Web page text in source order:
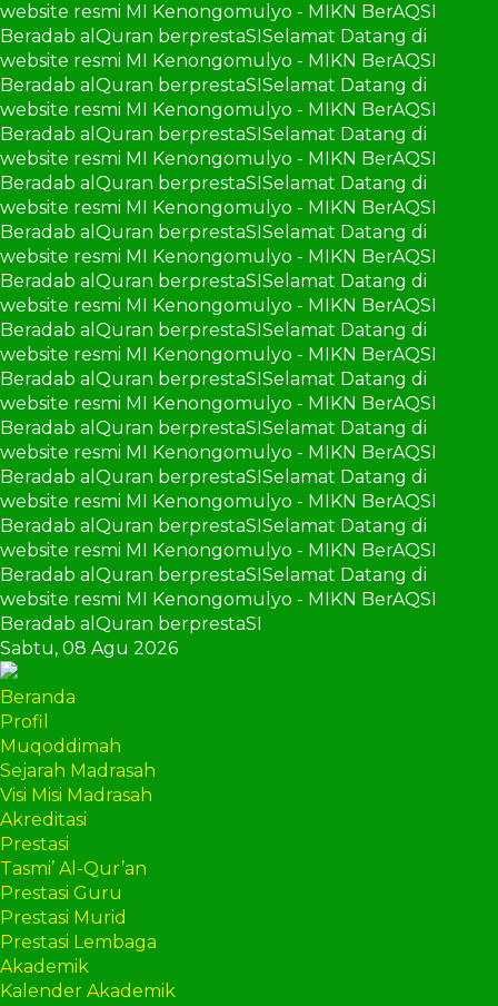
website resmi MI Kenongomulyo - MIKN BerAQSI
Beradab alQuran berprestaSISelamat Datang di
website resmi MI Kenongomulyo - MIKN BerAQSI
Beradab alQuran berprestaSISelamat Datang di
website resmi MI Kenongomulyo - MIKN BerAQSI
Beradab alQuran berprestaSISelamat Datang di
website resmi MI Kenongomulyo - MIKN BerAQSI
Beradab alQuran berprestaSISelamat Datang di
website resmi MI Kenongomulyo - MIKN BerAQSI
Beradab alQuran berprestaSISelamat Datang di
website resmi MI Kenongomulyo - MIKN BerAQSI
Beradab alQuran berprestaSISelamat Datang di
website resmi MI Kenongomulyo - MIKN BerAQSI
Beradab alQuran berprestaSISelamat Datang di
website resmi MI Kenongomulyo - MIKN BerAQSI
Beradab alQuran berprestaSISelamat Datang di
website resmi MI Kenongomulyo - MIKN BerAQSI
Beradab alQuran berprestaSISelamat Datang di
website resmi MI Kenongomulyo - MIKN BerAQSI
Beradab alQuran berprestaSISelamat Datang di
website resmi MI Kenongomulyo - MIKN BerAQSI
Beradab alQuran berprestaSISelamat Datang di
website resmi MI Kenongomulyo - MIKN BerAQSI
Beradab alQuran berprestaSISelamat Datang di
website resmi MI Kenongomulyo - MIKN BerAQSI
Beradab alQuran berprestaSI
Sabtu, 08 Agu 2026
Beranda
Profil
Muqoddimah
Sejarah Madrasah
Visi Misi Madrasah
Akreditasi
Prestasi
Tasmi’ Al-Qur’an
Prestasi Guru
Prestasi Murid
Prestasi Lembaga
Akademik
Kalender Akademik